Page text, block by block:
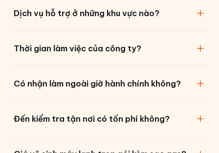
Dịch vụ hỗ trợ ở những khu vực nào?
phường/xã tại TP.HCM.
Thời gian làm việc của công ty?
ngày lễ tết.
Có nhận làm ngoài giờ hành chính không?
giờ.
Đến kiểm tra tận nơi có tốn phí không?